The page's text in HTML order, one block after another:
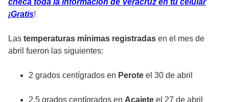
checa toda la información de Veracruz en tu celular
¡Gratis!
Las temperaturas mínimas registradas en el mes de
abril fueron las siguientes:
2 grados centígrados en Perote el 30 de abril
2.5 grados centígrados en Acajete el 27 de abril